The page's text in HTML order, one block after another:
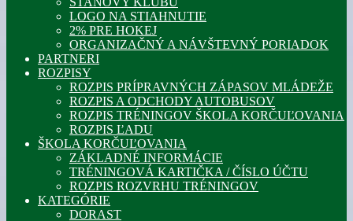
LOGO NA STIAHNUTIE
2% PRE HOKEJ
ORGANIZAČNÝ A NÁVŠTEVNÝ PORIADOK
PARTNERI
ROZPISY
ROZPIS PRÍPRAVNÝCH ZÁPASOV MLÁDEŽE
ROZPIS A ODCHODY AUTOBUSOV
ROZPIS TRÉNINGOV ŠKOLA KORČUĽOVANIA
ROZPIS ĽADU
ŠKOLA KORČUĽOVANIA
ZÁKLADNÉ INFORMÁCIE
TRÉNINGOVÁ KARTIČKA / ČÍSLO ÚČTU
ROZPIS ROZVRHU TRÉNINGOV
KATEGÓRIE
DORAST